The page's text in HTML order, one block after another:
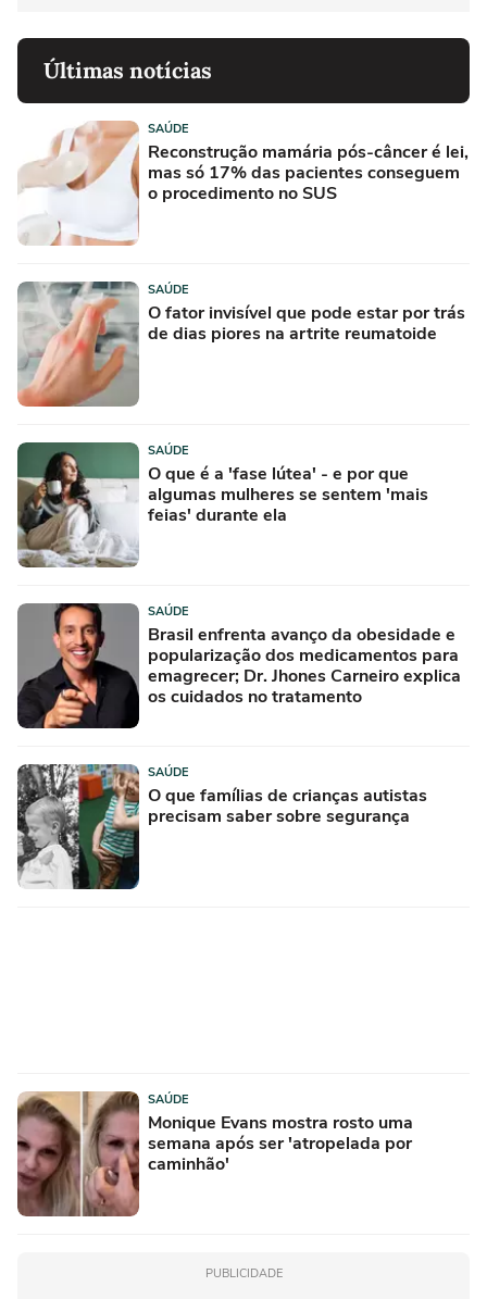
Últimas notícias
SAÚDE
Reconstrução mamária pós-câncer é lei,
mas só 17% das pacientes conseguem
o procedimento no SUS
SAÚDE
O fator invisível que pode estar por trás
de dias piores na artrite reumatoide
SAÚDE
O que é a 'fase lútea' - e por que
algumas mulheres se sentem 'mais
feias' durante ela
SAÚDE
Brasil enfrenta avanço da obesidade e
popularização dos medicamentos para
emagrecer; Dr. Jhones Carneiro explica
os cuidados no tratamento
SAÚDE
O que famílias de crianças autistas
precisam saber sobre segurança
SAÚDE
Monique Evans mostra rosto uma
semana após ser 'atropelada por
caminhão'
PUBLICIDADE